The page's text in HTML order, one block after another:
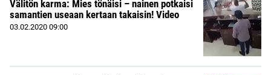
Välitön karma: Mies tönäisi – nainen potkaisi
samantien useaan kertaan takaisin! Video
03.02.2020 09:00